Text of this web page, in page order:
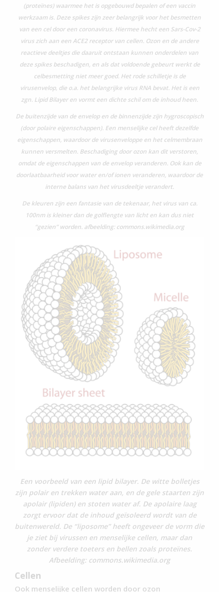
(proteïnes) waarmee het is opgebouwd bepalen of een vaccin
werkzaam is. Deze spikes zijn zeer belangrijk voor het besmetten
van een cel door een coronavirus. Hiermee hecht een Sars-Cov-2
virus zich aan een ACE2 receptor van cellen. Ozon en de andere
reactieve deeltjes die daaruit ontstaan kunnen onderdelen van
deze spikes beschadigen, en als dat voldoende gebeurt werkt de
celbesmetting niet meer goed. Het rode schilletje is de
virusenvelop, die o.a. het belangrijke virus RNA bevat. Het is een
zgn. Lipid Bilayer en vormt een dichte schil om de inhoud heen.
De buitenzijde van de envelop en de binnenzijde zijn hygroscopisch
(door polaire eigenschappen). Een menselijke cel heeft dezelfde
eigenschappen, waardoor de virusenveloppe en het celmembraan
kunnen versmelten. Beschadiging door ozon kan dit verstoren,
omdat de eigenschappen van de envelop veranderen. Ook kan de
doorlaatbaarheid voor water en/of ionen veranderen, waardoor de
interne balans van het virusdeeltje verandert.
De kleuren zijn een fantasie van de tekenaar, het virus van ca.
100nm is kleiner dan de golflengte van licht en kan dus niet
“gezien” worden. afbeelding: commons.wikimedia.org
Een voorbeeld van een lipid bilayer. De witte bolletjes
zijn polair en trekken water aan, en de gele staarten zijn
apolair (lipiden) en stoten water af. De apolaire laag
zorgt ervoor dat de inhoud geïsoleerd wordt van de
buitenwereld. De “liposome” heeft ongeveer de vorm die
je ziet bij virussen en menselijke cellen, maar dan
zonder verdere toeters en bellen zoals proteïnes.
Afbeelding: commons.wikimedia.org
Cellen
Ook menselijke cellen worden door ozon